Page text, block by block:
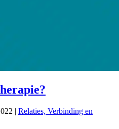
| Relaties, Verbinding en